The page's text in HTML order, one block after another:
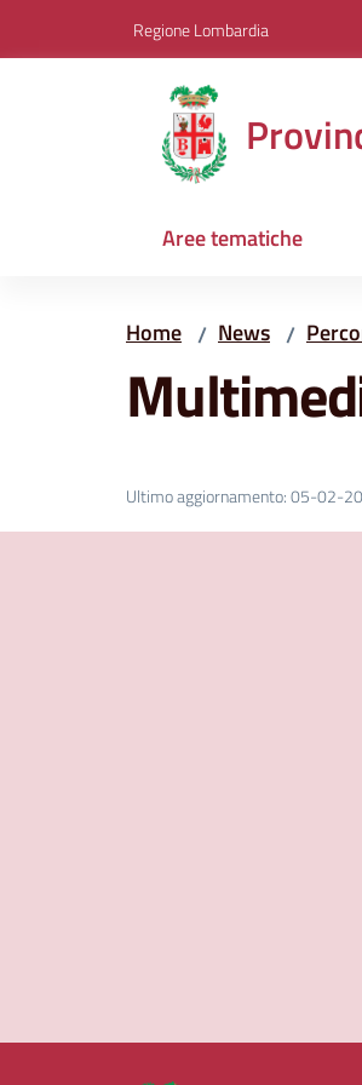
Regione Lombardia
Aree tematiche
Home / News /
Ultimo aggiornamento:05-02-